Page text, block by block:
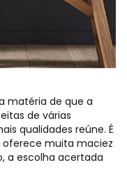
matéria de que a
de várias
qualidades reúne. É
muita maciez
a escolha acertada